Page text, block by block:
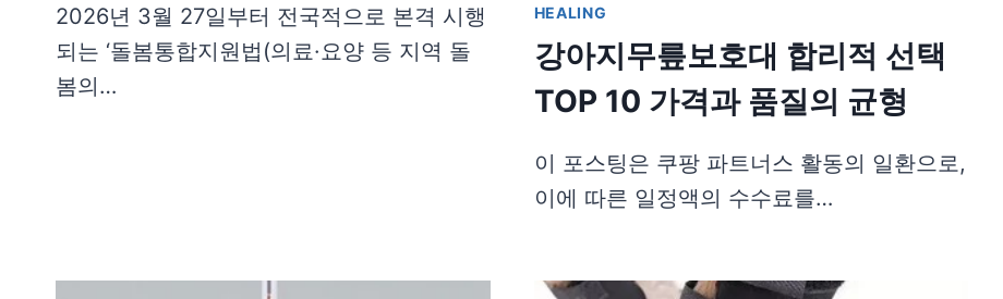
2026년 3월 27일부터 전국적으로 본격 시행
되는 ‘돌봄통합지원법(의료·요양 등 지역 돌
봄의…
HEALING
강아지무릎보호대 합리적 선택
TOP 10 가격과 품질의 균형
이 포스팅은 쿠팡 파트너스 활동의 일환으로,
이에 따른 일정액의 수수료를…